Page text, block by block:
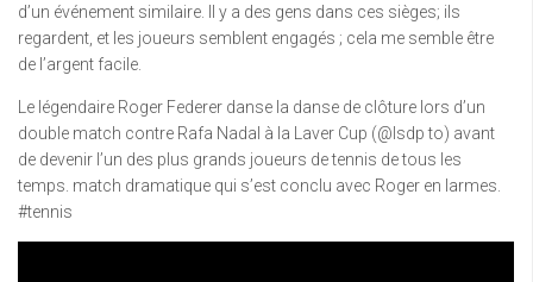
d’un événement similaire. Il y a des gens dans ces sièges; ils
regardent, et les joueurs semblent engagés ; cela me semble être
de l’argent facile.
Le légendaire Roger Federer danse la danse de clôture lors d’un
double match contre Rafa Nadal à la Laver Cup (@lsdp to) avant
de devenir l’un des plus grands joueurs de tennis de tous les
temps. match dramatique qui s’est conclu avec Roger en larmes.
#tennis